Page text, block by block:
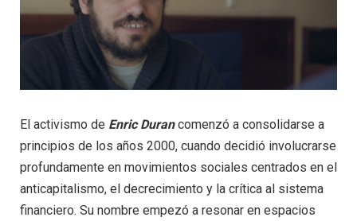
El activismo de Enric Durancomenzó a consolidarse a
principios de los años 2000, cuando decidió involucrarse
profundamente en movimientos sociales centrados en el
anticapitalismo, el decrecimiento y la crítica al sistema
financiero. Su nombre empezó a resonar en espacios